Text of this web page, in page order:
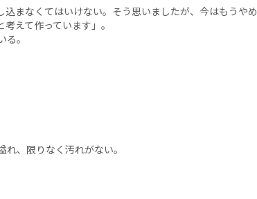
まなくてはいけない。そう思いましたが、今はもうやめ
えて作っています」。
。
、限りなく汚れがない。